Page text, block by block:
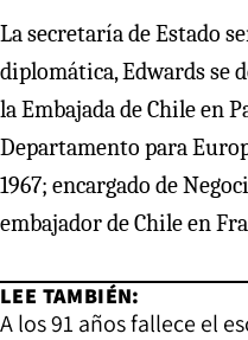
La secretaría de Estado
diplomática, Edwards se
la Embajada de Chile en
Departamento para
1967; encargado de
embajador de Chile en
LEE TAMBIÉN:
A los 91 años fallece el